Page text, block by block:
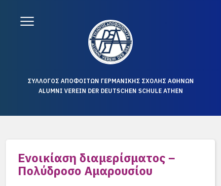
ΣΥΛΛΟΓΟΣ ΑΠΟΦΟΙΤΩΝ ΓΕΡΜΑΝΙΚΗΣ ΣΧΟΛΗΣ ΑΘΗΝΩΝ
ALUMNI VEREIN DER DEUTSCHEN SCHULE ATHEN
Ενοικίαση διαμερίσματος –
Πολύδροσο Αμαρουσίου